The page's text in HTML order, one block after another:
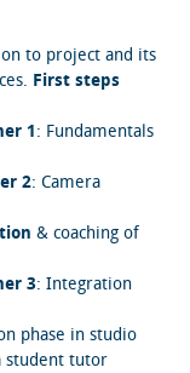
to project and its
First steps
1: Fundamentals
2: Camera
& coaching of
3: Integration
phase in studio
student tutor